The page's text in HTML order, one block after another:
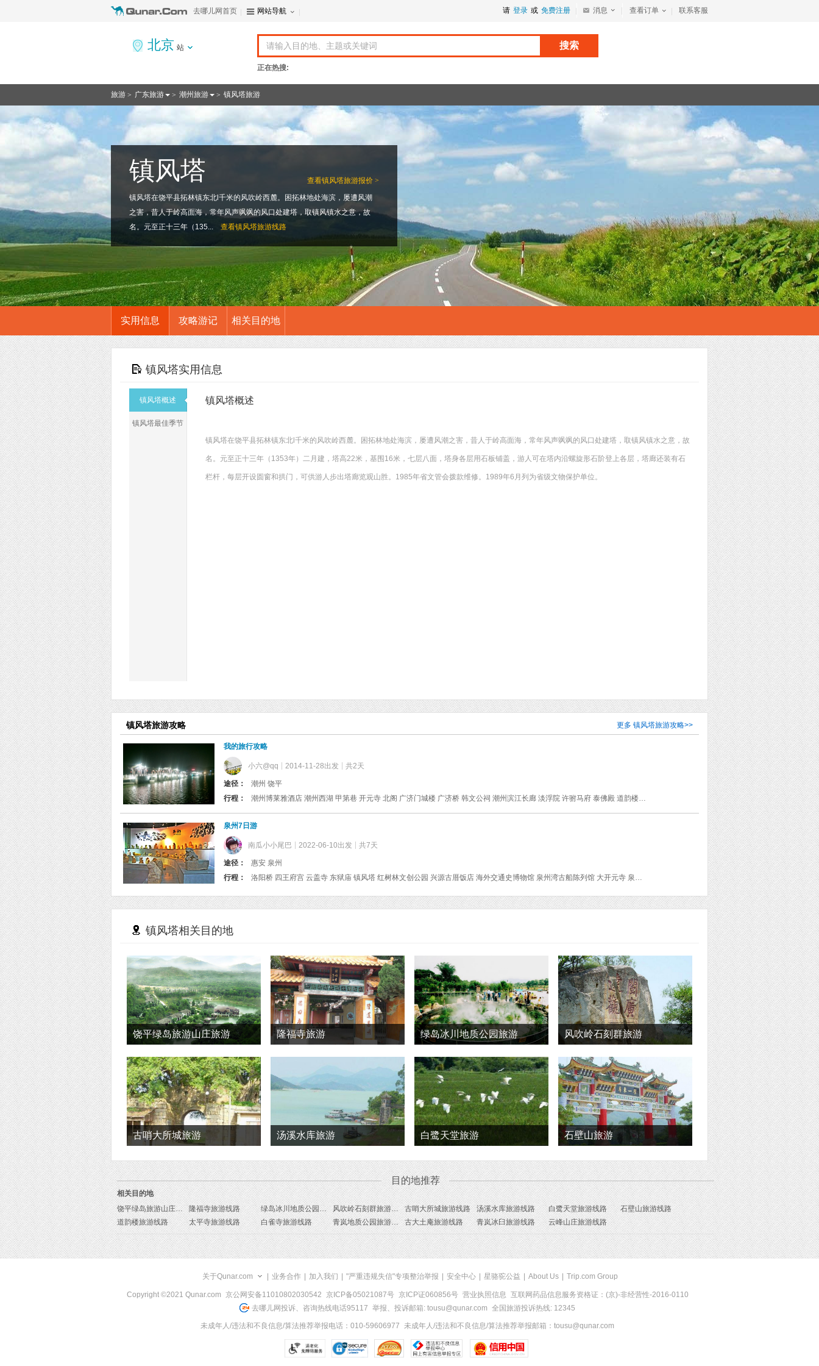
请 登录 或 免费注册 消息 查看订单 联系客服
去哪儿网首页 网站导航
北京 站 搜索
正在热搜:
旅游 > 广东旅游 > 潮州旅游 > 镇风塔旅游
查看镇风塔旅游报价 >
镇风塔
镇风塔在饶平县拓林镇东北l千米的风吹岭西麓。困拓林地处海滨，屡遭风潮
之害，昔人于岭高面海，常年风声飒飒的风口处建塔，取镇风镇水之意，故
名。元至正十三年（135...
查看镇风塔旅游线路
实用信息 攻略游记 相关目的地
镇风塔实用信息
镇风塔概述
镇风塔最佳季节
镇风塔概述
镇风塔在饶平县拓林镇东北l千米的风吹岭西麓。困拓林地处海滨，屡遭风潮之害，昔人于岭高面海，常年风声飒飒的风口处建塔，取镇风镇水之意，故
名。元至正十三年（1353年）二月建，塔高22米，基围16米，七层八面，塔身各层用石板铺盖，游人可在塔内沿螺旋形石阶登上各层，塔廊还装有石
栏杆，每层开设圆窗和拱门，可供游人步出塔廊览观山胜。1985年省文管会拨款维修。1989年6月列为省级文物保护单位。
镇风塔旅游攻略 更多 镇风塔旅游攻略>>
我的旅行攻略
小六@qq 2014-11-28出发 共2天
途径：
潮州 饶平
行程：
潮州博莱雅酒店 潮州西湖 甲第巷 开元寺 北阁 广济门城楼 广济桥 韩文公祠 潮州滨江长廊 淡浮院 许驸马府 泰佛殿 道韵楼 己略黄公祠 潮州金山古松 笔架山宋窑遗址 鳄渡秋风 海阳县儒学宫 潮州红山森林公园 饶宗颐学术馆 古府城墙 青龙古庙 镇风塔
泉州7日游
南瓜小小尾巴 2022-06-10出发 共7天
途径：
惠安 泉州
行程：
洛阳桥 四王府宫 云盖寺 东狱庙 镇风塔 红树林文创公园 兴源古厝饭店 海外交通史博物馆 泉州湾古船陈列馆 大开元寺 泉州博物馆 泉州佛教博物馆 石狮博物馆 泉州南音艺苑 东禅少林寺 天后宫 西街 承天寺 风车岛 崇武古城风景区
镇风塔相关目的地
饶平绿岛旅游山庄旅游 隆福寺旅游 绿岛冰川地质公园旅游 风吹岭石刻群旅游
古哨大所城旅游 汤溪水库旅游 白鹭天堂旅游 石壁山旅游
目的地推荐
相关目的地
饶平绿岛旅游山庄旅游线路
隆福寺旅游线路 绿岛冰川地质公园旅游线路 风吹岭石刻群旅游线路 古哨大所城旅游线路 汤溪水库旅游线路 白鹭天堂旅游线路
石壁山旅游线路
道韵楼旅游线路
太平寺旅游线路 白雀寺旅游线路 青岚地质公园旅游线路 古大土庵旅游线路 青岚冰臼旅游线路 云峰山庄旅游线路
关于Qunar.com 业务合作 加入我们 "严重违规失信"专项整治举报 安全中心 星骆驼公益 About Us Trip.com Group
Copyright ©2021 Qunar.com 京公网安备11010802030542 京ICP备05021087号 京ICP证060856号 营业执照信息 互联网药品信息服务资格证：(京)-非经营性-2016-0110
去哪儿网投诉、咨询热线电话95117 举报、投诉邮箱: tousu@qunar.com 全国旅游投诉热线: 12345
未成年人/违法和不良信息/算法推荐举报电话：010-59606977 未成年人/违法和不良信息/算法推荐举报邮箱：tousu@qunar.com